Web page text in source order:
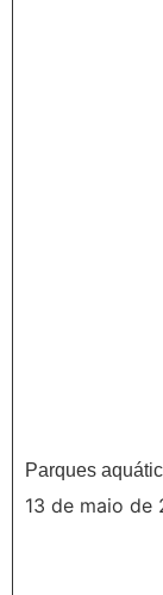
Parques
13 de maio de